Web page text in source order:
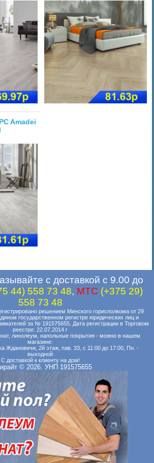
Amadei
с доставкой с 9.00 до
44) 558 73 48, MTC (+375 29)
558 73 48
решением Минского горисполкома от 29
государственном регистре юридических лиц и
за № 191575655. Дата регистрации в Торговом
реестре: 22.07.2014 г
линолеум, напольные покрытия - можно в нашем
магазине:
Ждановичи, 2й этаж, пав. 33, с 11:00 до 17:00, Пн. -
выходной
С доставкой к клиенту на дом!
© 2026. УНП 191575655